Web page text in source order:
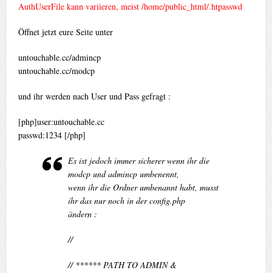
AuthUserFile kann variieren, meist /home/public_html/.htpasswd
Öffnet jetzt eure Seite unter
untouchable.cc/admincp
untouchable.cc/modcp
und ihr werden nach User und Pass gefragt :
[php]user:untouchable.cc
passwd:1234 [/php]
Es ist jedoch immer sicherer wenn ihr die
modcp und admincp umbenennt,
wenn ihr die Ordner umbenannt habt, musst
ihr das nur noch in der config.php
ändern :
//
// ****** PATH TO ADMIN &